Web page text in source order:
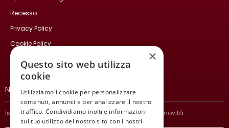
Recesso
Privacy Policy
Cookie Policy
NEWSLETTER
Iscriviti per ricevere informazioni sulle nostre ultime novità.
×
Questo sito web utilizza
cookie
Utilizziamo i cookie per personalizzare
contenuti, annunci e per analizzare il nostro
traffico. Condividiamo inoltre informazioni
sul tuo utilizzo del nostro sito con i nostri